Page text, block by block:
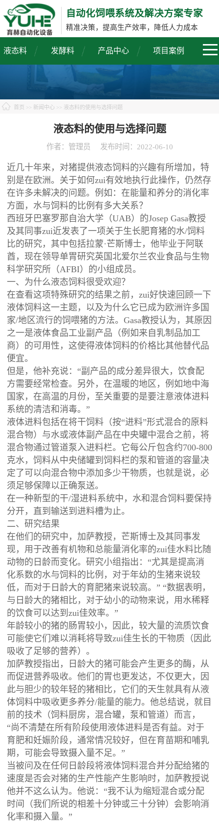
自动化饲喂系统及解决方案专家
精准决策，提高生产效率，降低人力成本
液态料 发酵料 产品中心 项目案例
首页 >> 新闻中心 >> 液态料的使用与选择问题
液态料的使用与选择问题
作者：管理员 发布时间：2022-06-10
近几十年来，对猪提供液态饲料的兴趣有所增加，特
别是在欧洲。关于如何zui有效地执行此操作，仍然存
在许多未解决的问题。例如：在能量和养分的消化率
方面，水与饲料的比例有多大关系？
西班牙巴塞罗那自治大学（UAB）的Josep Gasa教授
及其同事zui近发表了一项关于生长肥育猪的水/饲料
比的研究，其中包括拉蒙·芒斯博士，他毕业于阿联
酋，现在领导单胃研究英国北爱尔兰农业食品与生物
科学研究所（AFBI）的小组成员。
一、为什么液态饲料很受欢迎？
在查看这项特殊研究的结果之前，zui好快速回顾一下
液体饲料这一主题，以及为什么它已成为欧洲许多国
家/地区流行的饲喂猪的方法。Gasa教授认为，其原因
之一是液体食品工业副产品（例如来自乳制品加工
商）的可用性，这使得液体饲料的价格比其他替代品
便宜。
但是，他补充说：“副产品的成分差异很大，饮食配
方需要经常检查。另外，在温暖的地区，例如地中海
国家，在高温的月份，至关重要的是要注意液体进料
系统的清洁和消毒。”
液体进料包括在将干饲料（按“进料”形式混合的原料
混合物）与水或液体副产品在中央罐中混合之前，将
混合物通过管道泵入进料栏。它每公斤包含约700-800
克水，饲料从中央储罐到饲料栏的泵和管道的容量决
定了可以向混合物中添加多少干物质，也就是说，必
须足够保障以正确泵送。
在一种新型的干/湿进料系统中，水和混合饲料要保持
分开，直到输送到进料槽为止。
二、研究结果
在他们的研究中，加萨教授，芒斯博士及其同事发
现，用于改善有机物和总能量消化率的zui佳水料比随
动物的日龄而变化。研究小组指出：“尤其是提高消
化系数的水与饲料的比例，对于年幼的生猪来说较
低，而对于日龄大的育肥猪来说较高。” “数据表明，
与日龄大的猪相比，对于幼小的动物来说，用水稀释
的饮食可以达到zui佳效率。”
年龄较小的猪的肠胃较小，因此，较大量的流质饮食
可能使它们难以消耗将导致zui佳生长的干物质（因此
吸收了足够的营养）。
加萨教授指出，日龄大的猪可能会产生更多的酶，从
而促进营养吸收。他们的胃也更发达，不仅更大，因
此与胆少的较年轻的猪相比，它们的天生就具有从液
体饲料中吸收更多养分/能量的能力。他总结说，就目
前的技术（饲料厨房，混合罐，泵和管道）而言，
“尚不清楚在所有阶段使用液体进料是否有益。对于
育肥和妊娠阶段，通常情况较好，但在育苗期和哺乳
期，可能会导致摄入量不足。”
当被问及在任何日龄段将液体饲料混合并分配给猪的
速度是否会对猪的生产性能产生影响时，加萨教授说
他并不这么认为。他说：“我不认为缩短混合或分配
时间（我们所说的相差十分钟或三十分钟）会影响消
化率和摄入量。”